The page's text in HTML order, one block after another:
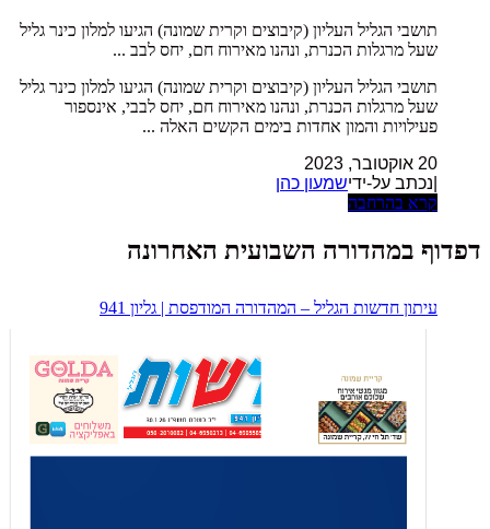
תושבי הגליל העליון (קיבוצים וקרית שמונה) הגיעו למלון כינר גליל
שעל מרגלות הכנרת, ונהנו מאירוח חם, יחס לבב ...
תושבי הגליל העליון (קיבוצים וקרית שמונה) הגיעו למלון כינר גליל
שעל מרגלות הכנרת, ונהנו מאירוח חם, יחס לבבי, אינספור
פעילויות והמון אחדות בימים הקשים האלה ...
20 אוקטובר, 2023
|נכתב על-ידישמעון כהן
קרא בהרחבה
דפדוף במהדורה השבועית האחרונה
עיתון חדשות הגליל – המהדורה המודפסת | גליון 941